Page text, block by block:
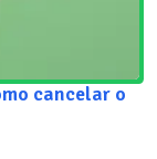
cancelar o